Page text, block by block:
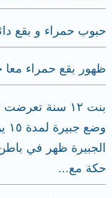
حبوب حمراء و بقع
ظهور بقع حمراء معا
بنت ١٢ سنة
الجبيرة ظهر في
حكة مع...